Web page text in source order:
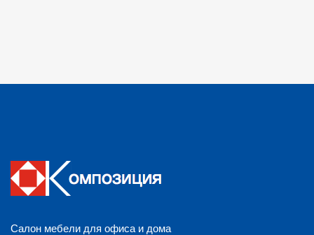
Салон мебели для офиса и дома